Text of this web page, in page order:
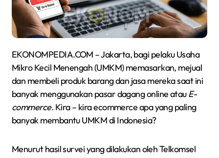
EKONOMPEDIA.COM – Jakarta, bagi pelaku Usaha
Mikro Kecil Menengah (UMKM) memasarkan, mejual
dan membeli produk barang dan jasa mereka saat ini
banyak menggunakan pasar dagang online atauE-
commerce. Kira – kira ecommerce apa yang paling
banyak membantu UMKM di Indonesia?
Menurut hasil survei yang dilakukan oleh Telkomsel